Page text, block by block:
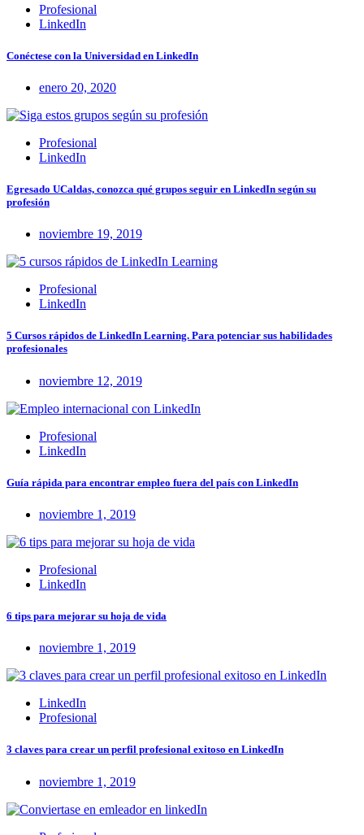
Profesional
LinkedIn
Conéctese con la Universidad en LinkedIn
enero 20, 2020
Profesional
LinkedIn
Egresado UCaldas, conozca qué grupos seguir en LinkedIn según su
profesión
noviembre 19, 2019
Profesional
LinkedIn
5 Cursos rápidos de LinkedIn Learning. Para potenciar sus habilidades
profesionales
noviembre 12, 2019
Profesional
LinkedIn
Guía rápida para encontrar empleo fuera del país con LinkedIn
noviembre 1, 2019
Profesional
LinkedIn
6 tips para mejorar su hoja de vida
noviembre 1, 2019
LinkedIn
Profesional
3 claves para crear un perfil profesional exitoso en LinkedIn
noviembre 1, 2019